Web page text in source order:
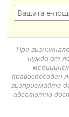
При
нужда от
правоспособен
възприемайте
абсолютно